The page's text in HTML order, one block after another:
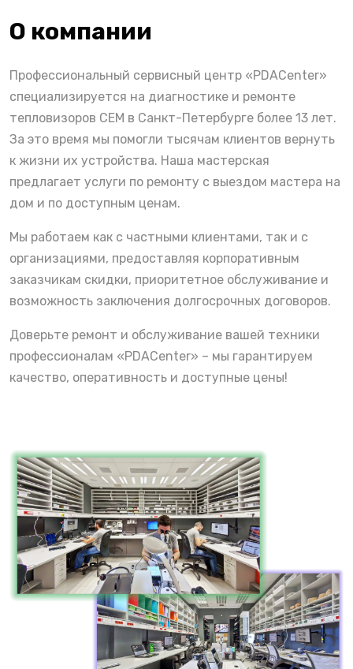
О компании
Профессиональный сервисный центр «PDACenter»
специализируется на диагностике и ремонте
тепловизоров CEM в Санкт-Петербурге более 13 лет.
За это время мы помогли тысячам клиентов вернуть
к жизни их устройства. Наша мастерская
предлагает услуги по ремонту с выездом мастера на
дом и по доступным ценам.
Мы работаем как с частными клиентами, так и с
организациями, предоставляя корпоративным
заказчикам скидки, приоритетное обслуживание и
возможность заключения долгосрочных договоров.
Доверьте ремонт и обслуживание вашей техники
профессионалам «PDACenter» – мы гарантируем
качество, оперативность и доступные цены!